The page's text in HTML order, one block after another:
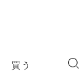
買う